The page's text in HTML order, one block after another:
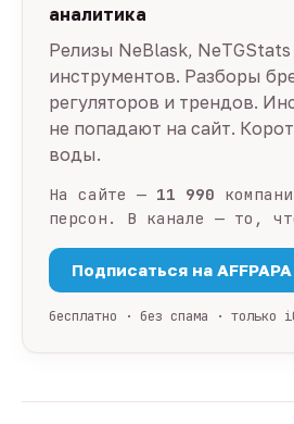
аналитика
Релизы NeBlask, NeTGStats
инструментов. Разборы
регуляторов и трендов.
не попадают на сайт.
воды.
На сайте — 11 990
персон. В канале — то,
Подписаться на AFFPAPA
бесплатно · без спама · только